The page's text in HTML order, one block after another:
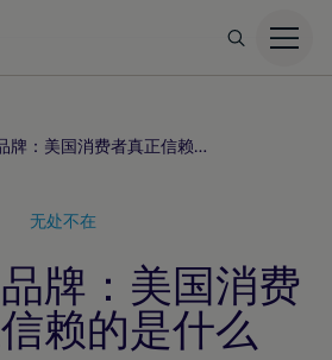
收银台即品牌：美国消费者真正信赖的是什么
无处不在
牌：美国消费
赖的是什么